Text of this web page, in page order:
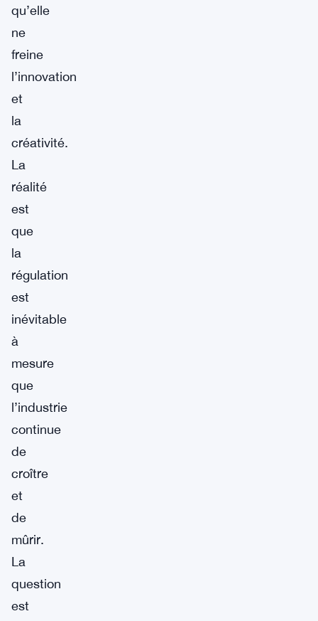
qu’elle
ne
freine
l’innovation
et
la
créativité.
La
réalité
est
que
la
régulation
est
inévitable
à
mesure
que
l’industrie
continue
de
croître
et
de
mûrir.
La
question
est